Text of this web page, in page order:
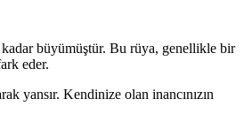
kadar büyümüştür. Bu rüya, genellikle bir
eder.
yansır. Kendinize olan inancınızın